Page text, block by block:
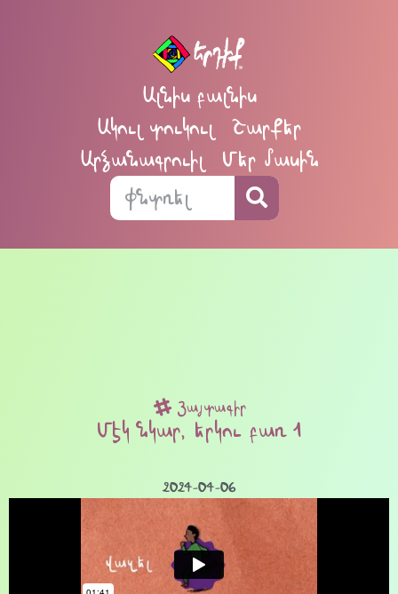
Ալնիս բալնիս
Ակուլ տուկուլ
Շարքեր
Արձանագրուիլ
Մեր մասին
Յայտագիր
Մէկ նկար, երկու բառ 1
2024-04-06